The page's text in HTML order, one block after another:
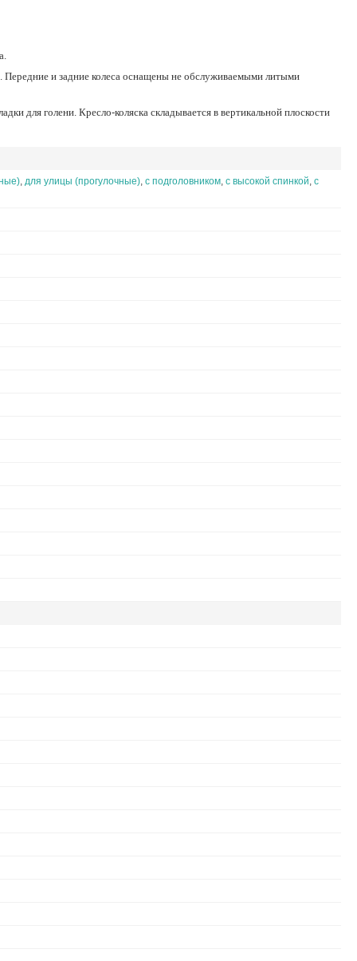
для улицы (прогулочные) с подголовником с высокой спинкой с